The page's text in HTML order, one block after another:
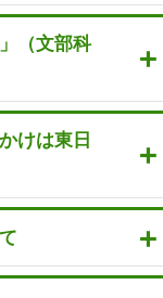
（文部科
けは東日